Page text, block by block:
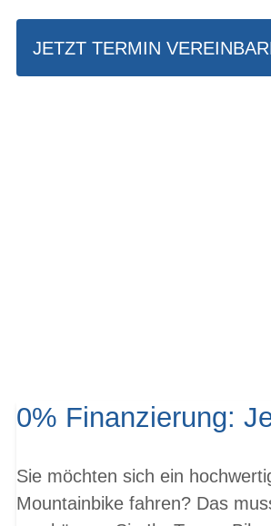
JETZT TERMIN
0% Finanzierung:
Sie möchten sich ein
Mountainbike fahren? Das